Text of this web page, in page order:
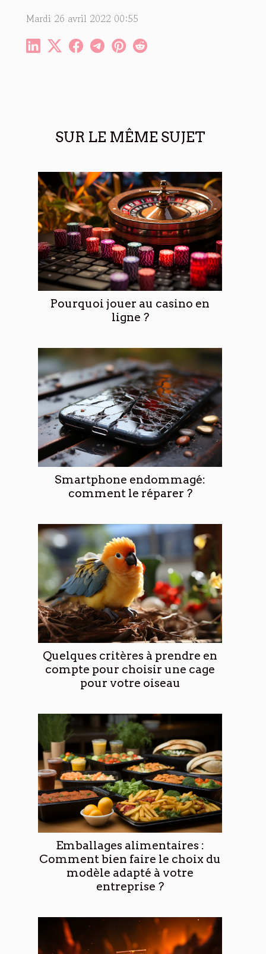
SUR LE MÊME SUJET
Pourquoi jouer au casino en
ligne ?
Smartphone endommagé:
comment le réparer ?
Quelques critères à prendre en
compte pour choisir une cage
pour votre oiseau
Emballages alimentaires :
Comment bien faire le choix du
modèle adapté à votre
entreprise ?
Mardi 26 avril 2022 00:55